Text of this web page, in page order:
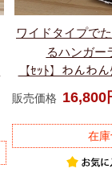
ワイドタイプで
るハンガー
【ｾｯﾄ】わんわ
販売価格 16,800
在